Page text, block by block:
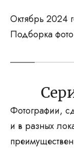
Октябрь 2024
Подборка
Фотографии,
и в разных